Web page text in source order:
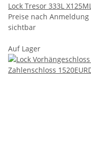
Lock Tresor 333L X125ML
Preise nach Anmeldung
sichtbar
Auf Lager